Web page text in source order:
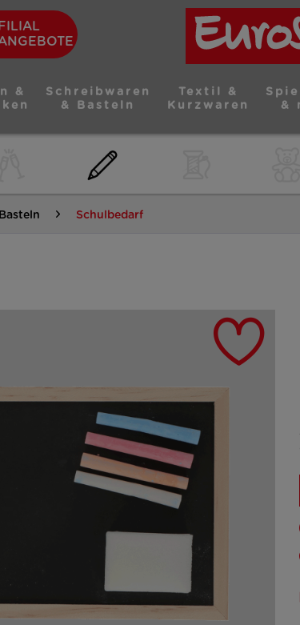
FILIAL
&
Schreibwaren
& Basteln
Textil &
Kurzwaren
&
Schulbedarf